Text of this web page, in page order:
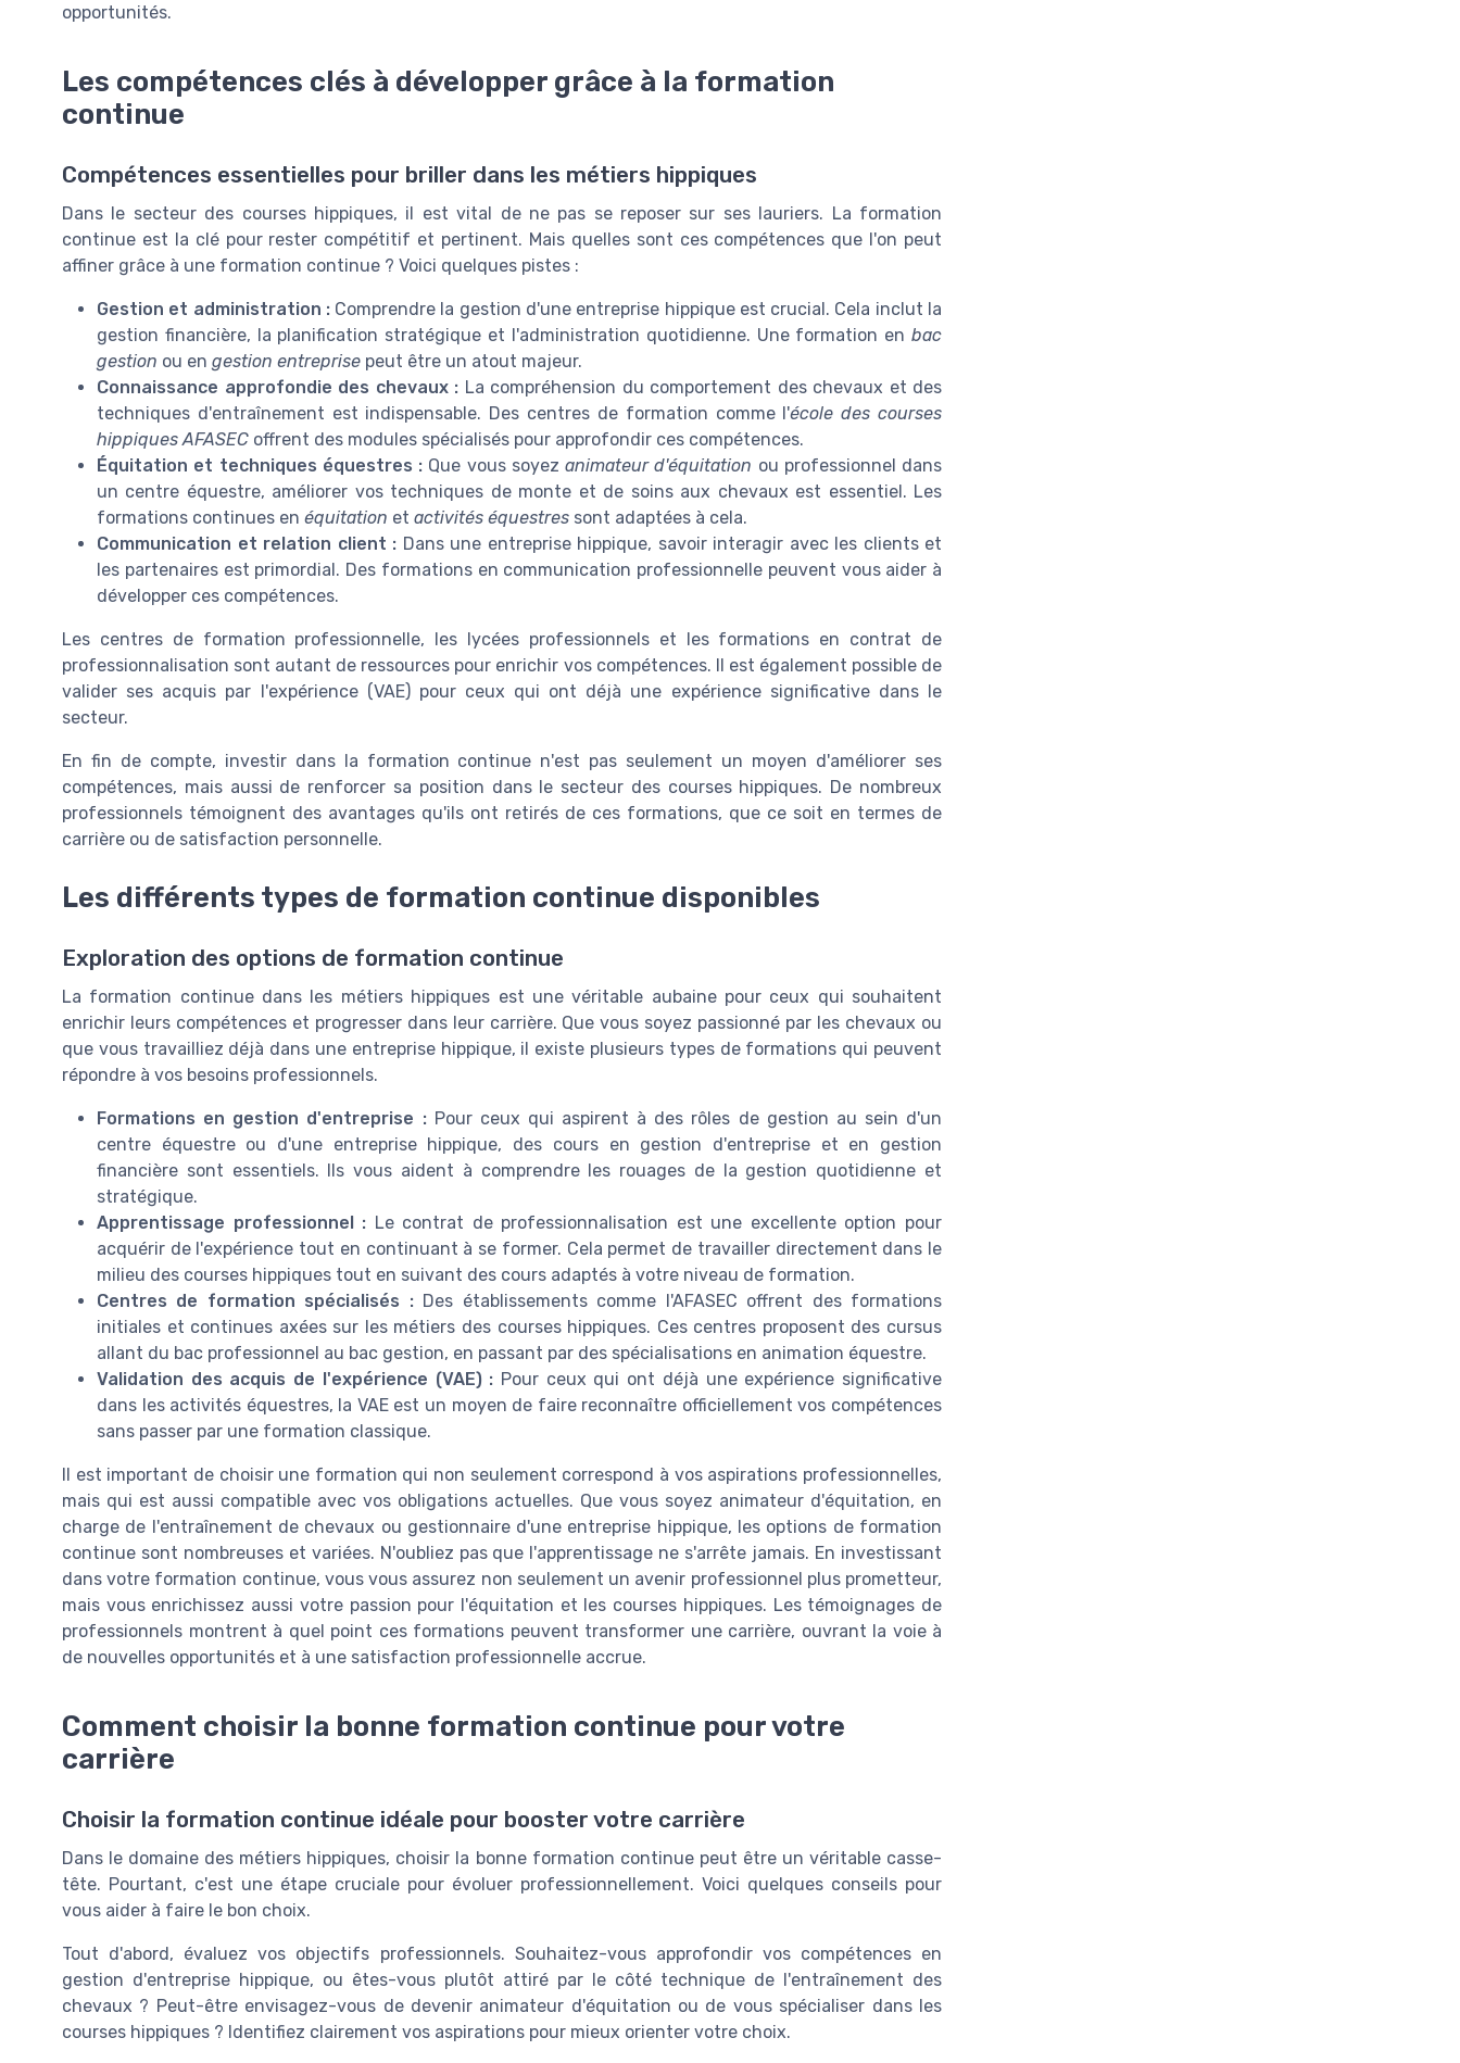
opportunités.
Les compétences clés à développer grâce à la formation
continue
Compétences essentielles pour briller dans les métiers hippiques
Dans le secteur des courses hippiques, il est vital de ne pas se reposer sur ses lauriers. La formation
continue est la clé pour rester compétitif et pertinent. Mais quelles sont ces compétences que l'on peut
affiner grâce à une formation continue ? Voici quelques pistes :
Gestion et administration :Comprendre la gestion d'une entreprise hippique est crucial. Cela inclut la
gestion financière, la planification stratégique et l'administration quotidienne. Une formation en bac
gestion ou en gestion entreprise peut être un atout majeur.
Connaissance approfondie des chevaux : La compréhension du comportement des chevaux et des
techniques d'entraînement est indispensable. Des centres de formation comme l'école des courses
hippiques AFASEC offrent des modules spécialisés pour approfondir ces compétences.
Équitation et techniques équestres : Que vous soyez animateur d'équitation ou professionnel dans
un centre équestre, améliorer vos techniques de monte et de soins aux chevaux est essentiel. Les
formations continues en équitation et activités équestres sont adaptées à cela.
Communication et relation client : Dans une entreprise hippique, savoir interagir avec les clients et
les partenaires est primordial. Des formations en communication professionnelle peuvent vous aider à
développer ces compétences.
Les centres de formation professionnelle, les lycées professionnels et les formations en contrat de
professionnalisation sont autant de ressources pour enrichir vos compétences. Il est également possible de
valider ses acquis par l'expérience (VAE) pour ceux qui ont déjà une expérience significative dans le
secteur.
En fin de compte, investir dans la formation continue n'est pas seulement un moyen d'améliorer ses
compétences, mais aussi de renforcer sa position dans le secteur des courses hippiques. De nombreux
professionnels témoignent des avantages qu'ils ont retirés de ces formations, que ce soit en termes de
carrière ou de satisfaction personnelle.
Les différents types de formation continue disponibles
Exploration des options de formation continue
La formation continue dans les métiers hippiques est une véritable aubaine pour ceux qui souhaitent
enrichir leurs compétences et progresser dans leur carrière. Que vous soyez passionné par les chevaux ou
que vous travailliez déjà dans une entreprise hippique, il existe plusieurs types de formations qui peuvent
répondre à vos besoins professionnels.
Formations en gestion d'entreprise :Pour ceux qui aspirent à des rôles de gestion au sein d'un
centre équestre ou d'une entreprise hippique, des cours en gestion d'entreprise et en gestion
financière sont essentiels. Ils vous aident à comprendre les rouages de la gestion quotidienne et
stratégique.
Apprentissage professionnel : Le contrat de professionnalisation est une excellente option pour
acquérir de l'expérience tout en continuant à se former. Cela permet de travailler directement dans le
milieu des courses hippiques tout en suivant des cours adaptés à votre niveau de formation.
Centres de formation spécialisés :Des établissements comme l'AFASEC offrent des formations
initiales et continues axées sur les métiers des courses hippiques. Ces centres proposent des cursus
allant du bac professionnel au bac gestion, en passant par des spécialisations en animation équestre.
Validation des acquis de l'expérience (VAE) : Pour ceux qui ont déjà une expérience significative
dans les activités équestres, la VAE est un moyen de faire reconnaître officiellement vos compétences
sans passer par une formation classique.
Il est important de choisir une formation qui non seulement correspond à vos aspirations professionnelles,
mais qui est aussi compatible avec vos obligations actuelles. Que vous soyez animateur d'équitation, en
charge de l'entraînement de chevaux ou gestionnaire d'une entreprise hippique, les options de formation
continue sont nombreuses et variées. N'oubliez pas que l'apprentissage ne s'arrête jamais. En investissant
dans votre formation continue, vous vous assurez non seulement un avenir professionnel plus prometteur,
mais vous enrichissez aussi votre passion pour l'équitation et les courses hippiques. Les témoignages de
professionnels montrent à quel point ces formations peuvent transformer une carrière, ouvrant la voie à
de nouvelles opportunités et à une satisfaction professionnelle accrue.
Comment choisir la bonne formation continue pour votre
carrière
Choisir la formation continue idéale pour booster votre carrière
Dans le domaine des métiers hippiques, choisir la bonne formation continue peut être un véritable casse-
tête. Pourtant, c'est une étape cruciale pour évoluer professionnellement. Voici quelques conseils pour
vous aider à faire le bon choix.
Tout d'abord, évaluez vos objectifs professionnels. Souhaitez-vous approfondir vos compétences en
gestion d'entreprise hippique, ou êtes-vous plutôt attiré par le côté technique de l'entraînement des
chevaux ? Peut-être envisagez-vous de devenir animateur d'équitation ou de vous spécialiser dans les
courses hippiques ? Identifiez clairement vos aspirations pour mieux orienter votre choix.